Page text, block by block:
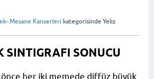
Mesane Kanserleri kategorisinde Yeliz
SINTIGRAFI SONUCU
önce her iki memede diffüz büyük